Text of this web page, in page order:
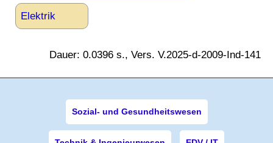
Elektrik
Dauer: 0.0396 s., Vers. V.2025-d-2009-Ind-141
Sozial- und Gesundheitswesen